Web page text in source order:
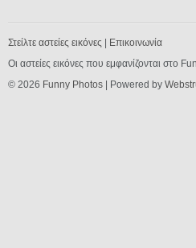
Στείλτε αστείες εικόνες
Επικοινωνία
Οι αστείες εικόνες που εμφανίζονται στο
© 2026 Funny Photos | Powered by